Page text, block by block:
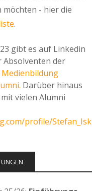
- hier die
.
gibt es auf Linkedin
der
Medienbildung
Darüber hinaus
vielen Alumni
profile/Stefan_Isk